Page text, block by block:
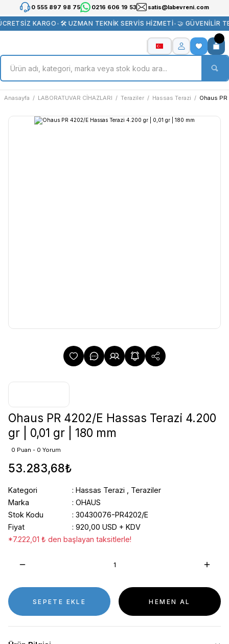
0 555 897 98 75 0216 606 19 53 satis@labevreni.com
KARGO•🛠️ UZMAN TEKNİK SERVİS HİZMETİ•🤝 GÜVENİLİR
Anasayfa LABORATUVAR CİHAZLARI Teraziler Hassas Terazi Ohaus
Ohaus PR 4202/E Hassas Terazi 4.200
gr | 0,01 gr | 180 mm
0 Puan - 0 Yorum
53.283,68₺
Kategori Hassas Terazi
Teraziler
Marka
OHAUS
Stok Kodu
30430076-PR4202/E
Fiyat
920,00 USD + KDV
*7.222,01 ₺ den başlayan taksitlerle!
SEPETE EKLE HEMEN AL